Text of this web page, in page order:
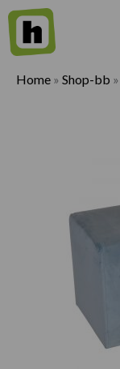
Home » Shop-bb »